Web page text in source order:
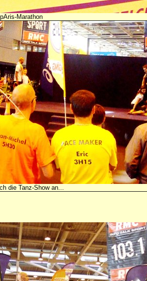
Marathon
die Tanz-Show an...